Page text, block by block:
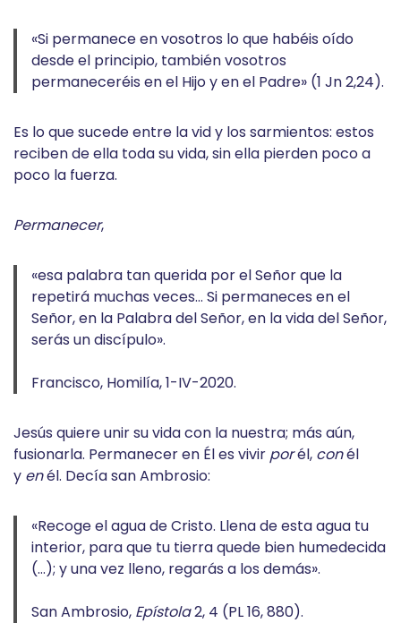
«Si permanece en vosotros lo que habéis oído
desde el principio, también vosotros
permaneceréis en el Hijo y en el Padre» (1 Jn 2,24).
Es lo que sucede entre la vid y los sarmientos: estos
reciben de ella toda su vida, sin ella pierden poco a
poco la fuerza.
Permanecer,
«esa palabra tan querida por el Señor que la
repetirá muchas veces… Si permaneces en el
Señor, en la Palabra del Señor, en la vida del Señor,
serás un discípulo».
Francisco, Homilía, 1-IV-2020.
Jesús quiere unir su vida con la nuestra; más aún,
fusionarla. Permanecer en Él es vivir porél, conél
y enél. Decía san Ambrosio:
«Recoge el agua de Cristo. Llena de esta agua tu
interior, para que tu tierra quede bien humedecida
(…); y una vez lleno, regarás a los demás».
San Ambrosio, Epístola2, 4 (PL 16, 880).